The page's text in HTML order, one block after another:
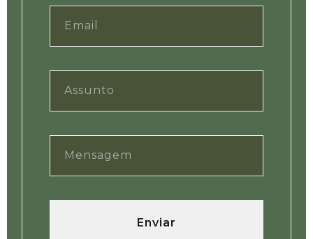
Enviar